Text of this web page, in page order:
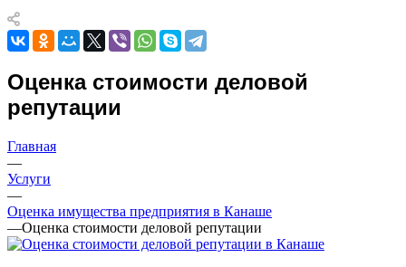
Оценка стоимости деловой
репутации
Главная
—
Услуги
—
Оценка имущества предприятия в Канаше
—Оценка стоимости деловой репутации
Например:Канаш
Абакан
Абинск
Азов
Алушта
Анапа
Ангарск
Анжеро-Судженск
Апатиты